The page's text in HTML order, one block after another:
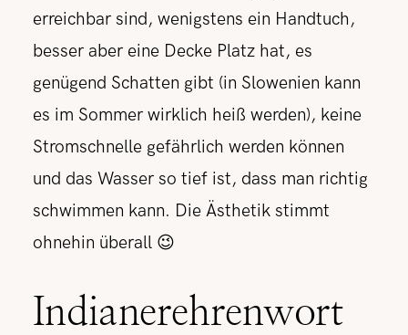
erreichbar sind, wenigstens ein Handtuch,
besser aber eine Decke Platz hat, es
genügend Schatten gibt (in Slowenien kann
es im Sommer wirklich heiß werden), keine
Stromschnelle gefährlich werden können
und das Wasser so tief ist, dass man richtig
schwimmen kann. Die Ästhetik stimmt
ohnehin überall 😉
Indianerehrenwort